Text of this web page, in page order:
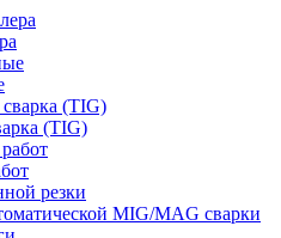
(TIG)
резки
MIG/MAG сварки